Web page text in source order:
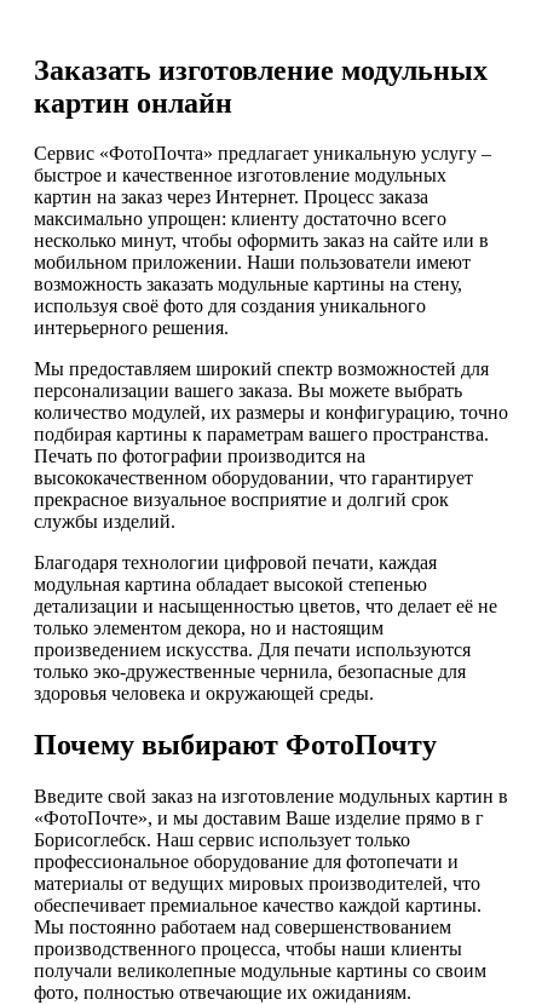
Заказать изготовление модульных
картин онлайн
Сервис «ФотоПочта» предлагает уникальную услугу –
быстрое и качественное изготовление модульных
картин на заказ через Интернет. Процесс заказа
максимально упрощен: клиенту достаточно всего
несколько минут, чтобы оформить заказ на сайте или в
мобильном приложении. Наши пользователи имеют
возможность заказать модульные картины на стену,
используя своё фото для создания уникального
интерьерного решения.
Мы предоставляем широкий спектр возможностей для
персонализации вашего заказа. Вы можете выбрать
количество модулей, их размеры и конфигурацию, точно
подбирая картины к параметрам вашего пространства.
Печать по фотографии производится на
высококачественном оборудовании, что гарантирует
прекрасное визуальное восприятие и долгий срок
службы изделий.
Благодаря технологии цифровой печати, каждая
модульная картина обладает высокой степенью
детализации и насыщенностью цветов, что делает её не
только элементом декора, но и настоящим
произведением искусства. Для печати используются
только эко-дружественные чернила, безопасные для
здоровья человека и окружающей среды.
Почему выбирают ФотоПочту
Введите свой заказ на изготовление модульных картин в
«ФотоПочте», и мы доставим Ваше изделие прямо в г
Борисоглебск. Наш сервис использует только
профессиональное оборудование для фотопечати и
материалы от ведущих мировых производителей, что
обеспечивает премиальное качество каждой картины.
Мы постоянно работаем над совершенствованием
производственного процесса, чтобы наши клиенты
получали великолепные модульные картины со своим
фото, полностью отвечающие их ожиданиям.